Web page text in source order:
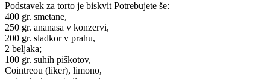
Podstavek za torto je biskvit Potrebujete še:
400 gr. smetane,
250 gr. ananasa v konzervi,
200 gr. sladkor v prahu,
2 beljaka;
100 gr. suhih piškotov,
Cointreou (liker), limono,